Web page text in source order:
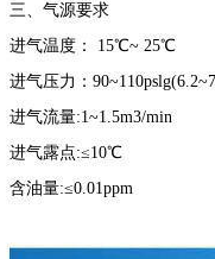
三、气源要求
进气温度： 15℃~ 25℃
进气压力：
进气流量:1~1.5m3/min
进气露点:≤10℃
含油量:≤0.01ppm